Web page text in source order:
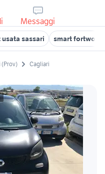
Messaggi
usata sassari smart fortwo
(Prov) Cagliari